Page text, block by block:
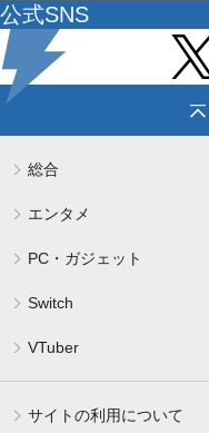
公式SNS
総合
エンタメ
PC・ガジェット
Switch
VTuber
サイトの利用について